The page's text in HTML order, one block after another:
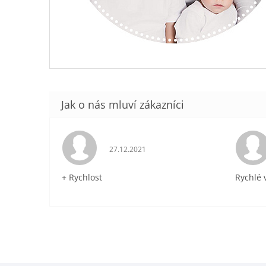
Hodnocení obchodu je 5 z 5 hvězdiček.
27.12.2021
+ Rychlost Rychlé